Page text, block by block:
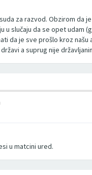
za razvod. Obzirom da
u slučaju da se opet udam
da je sve prošlo kroz našu
a suprug nije
u matcini ured.